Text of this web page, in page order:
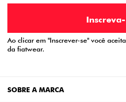
Ao clicar em "Inscrever-se" você
da fiatwear.
SOBRE A MARCA